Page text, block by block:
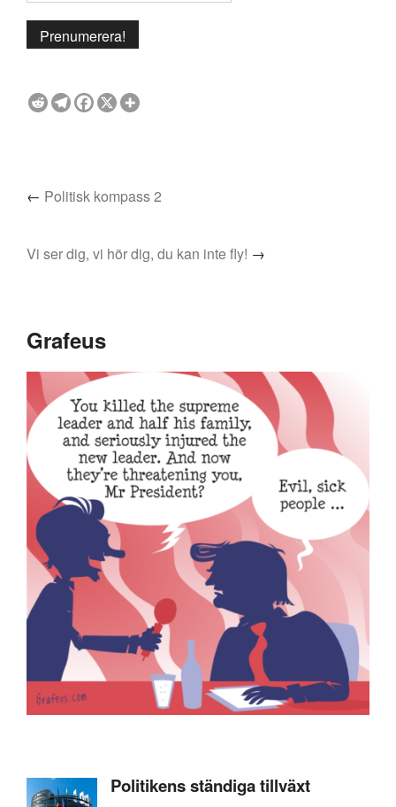
← Politisk kompass 2
Vi ser dig, vi hör dig, du kan inte fly! →
Grafeus
Politikens ständiga tillväxt